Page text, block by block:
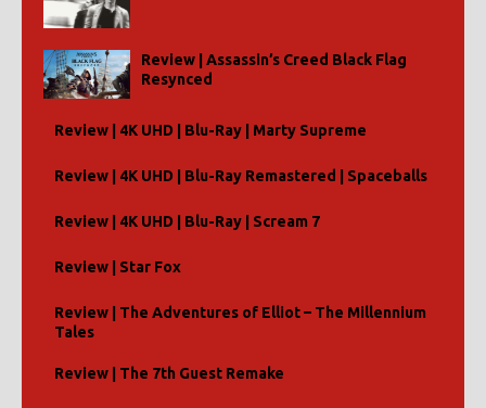
Review | Assassin’s Creed Black Flag
Resynced
Review | 4K UHD | Blu-Ray | Marty Supreme
Review | 4K UHD | Blu-Ray Remastered | Spaceballs
Review | 4K UHD | Blu-Ray | Scream 7
Review | Star Fox
Review | The Adventures of Elliot – The Millennium
Tales
Review | The 7th Guest Remake